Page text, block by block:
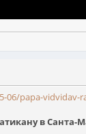
06/papa-
в Санта-